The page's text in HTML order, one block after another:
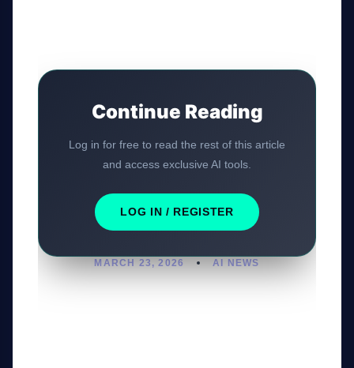
Continue Reading
Log in for free to read the rest of this article
and access exclusive AI tools.
LOG IN / REGISTER
MARCH 23, 2026 AI NEWS